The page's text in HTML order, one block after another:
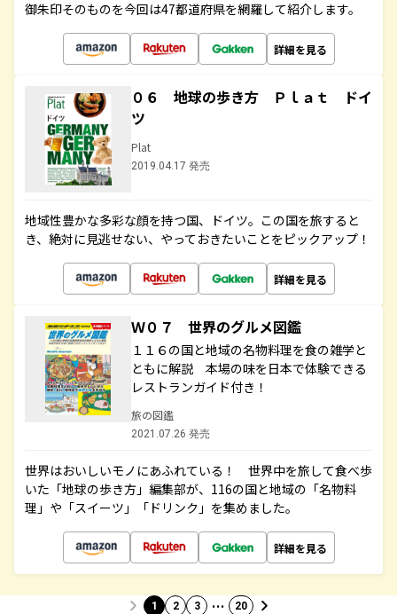
御朱印そのものを今回は47都道府県を網羅して紹介します。
詳細を見る
０６ 地球の歩き方 Ｐｌａｔ ドイ
ツ
Plat
2019.04.17 発売
地域性豊かな多彩な顔を持つ国、ドイツ。この国を旅すると
き、絶対に見逃せない、やっておきたいことをピックアップ！
詳細を見る
Ｗ０７ 世界のグルメ図鑑
１１６の国と地域の名物料理を食の雑学と
ともに解説 本場の味を日本で体験できる
レストランガイド付き！
旅の図鑑
2021.07.26 発売
世界はおいしいモノにあふれている！ 世界中を旅して食べ歩
いた「地球の歩き方」編集部が、116の国と地域の「名物料
理」や「スイーツ」「ドリンク」を集めました。
詳細を見る
1 2 3 … 20